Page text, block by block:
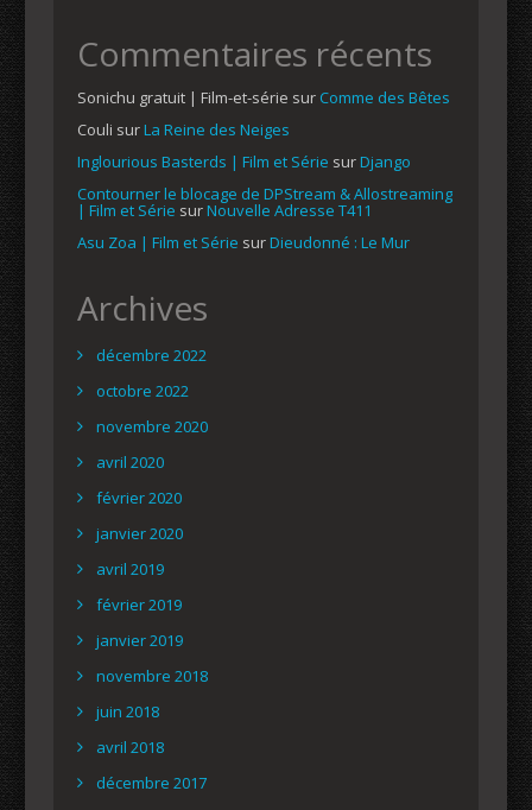
Commentaires récents
Sonichu gratuit | Film-et-série sur Comme des Bêtes
Couli surLa Reine des Neiges
Inglourious Basterds | Film et Série surDjango
Contourner le blocage de DPStream & Allostreaming
| Film et Série surNouvelle Adresse T411
Asu Zoa | Film et Série surDieudonné : Le Mur
Archives
décembre 2022
octobre 2022
novembre 2020
avril 2020
février 2020
janvier 2020
avril 2019
février 2019
janvier 2019
novembre 2018
juin 2018
avril 2018
décembre 2017